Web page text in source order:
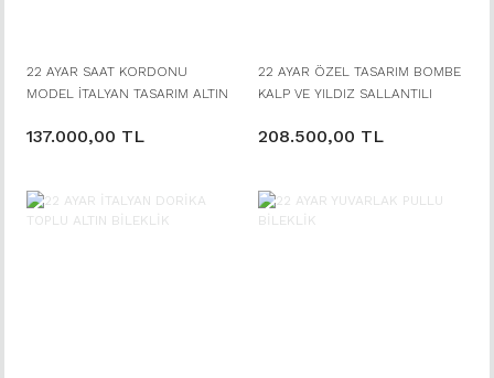
22 AYAR SAAT KORDONU
MODEL İTALYAN TASARIM ALTIN
137.000,00 TL
22 AYAR ÖZEL TASARIM BOMBE
KALP VE YILDIZ SALLANTILI
208.500,00 TL